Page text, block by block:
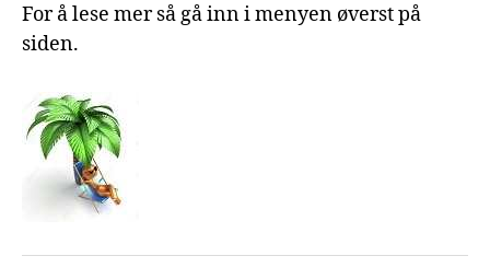
For å lese mer så gå inn i menyen øverst på
siden.